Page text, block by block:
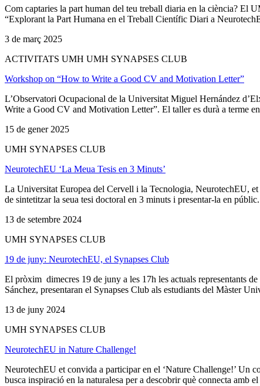
Com captaries la part human del teu treball diaria en la ciència? El
“Explorant la Part Humana en el Treball Científic Diari a
3 de març 2025
ACTIVITATS UMH UMH SYNAPSES CLUB
Workshop on “How to Write a Good CV and Motivation Letter”
L’Observatori Ocupacional de la Universitat Miguel Hernández
Write a Good CV and Motivation Letter”. El taller es durà a terme
15 de gener 2025
UMH SYNAPSES CLUB
NeurotechEU ‘La Meua Tesis en 3 Minuts’
La Universitat Europea del Cervell i la Tecnologia, NeurotechEU,
de sintetitzar la seua tesi doctoral en 3 minuts i presentar-la en
13 de setembre 2024
UMH SYNAPSES CLUB
19 de juny: NeurotechEU, el Synapses Club
El pròxim dimecres 19 de juny a les 17h les actuals representants
Sánchez, presentaran el Synapses Club als estudiants del Màster
13 de juny 2024
UMH SYNAPSES CLUB
NeurotechEU in Nature Challenge!
NeurotechEU et convida a participar en el ‘Nature Challenge!’ Un
busca inspiració en la naturalesa per a descobrir què connecta